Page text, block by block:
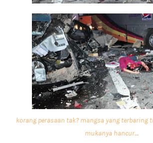
korang perasaan tak? mangsa yang terbaring
mukanya hancur....